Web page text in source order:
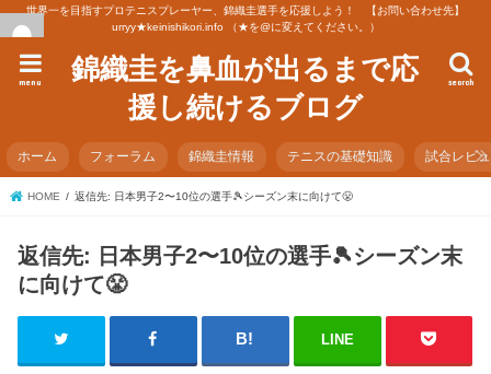
世界一を目指すプロテニスプレーヤー、錦織圭選手を応援しよう！ 【お問い合わせ先】
urryy★keinishikori.info （★を@に変えてください。）
錦織圭を鼻血が出るまで応
援し続けるブログ
search
menu
ホーム フォーラム 錦織圭情報 テニスの基礎知識 試合レビ
HOME 返信先: 日本男子2〜10位の選手🎾シーズン末に向けて😤
返信先: 日本男子2〜10位の選手🎾シーズン末
に向けて😤
LINE